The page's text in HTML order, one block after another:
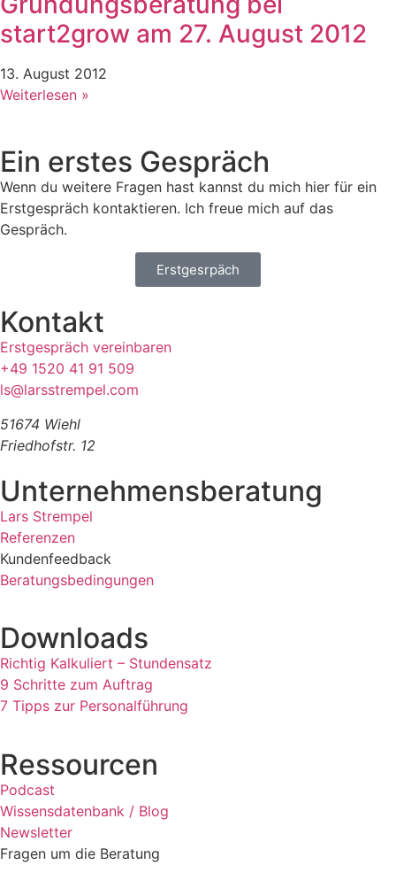
start2grow am 27. August 2012
13. August 2012
Weiterlesen »
Ein erstes Gespräch
Wenn du weitere Fragen hast kannst du mich hier für ein
Erstgespräch kontaktieren. Ich freue mich auf das
Gespräch.
Erstgesrpäch
Kontakt
Erstgespräch vereinbaren
+49 1520 41 91 509
ls@larsstrempel.com
51674 Wiehl
Friedhofstr. 12
Unternehmensberatung
Lars Strempel
Referenzen
Kundenfeedback
Beratungsbedingungen
Downloads
Richtig Kalkuliert – Stundensatz
9 Schritte zum Auftrag
7 Tipps zur Personalführung
Ressourcen
Podcast
Wissensdatenbank / Blog
Newsletter
Fragen um die Beratung